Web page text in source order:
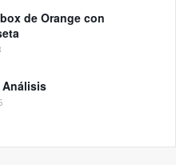
de Orange con